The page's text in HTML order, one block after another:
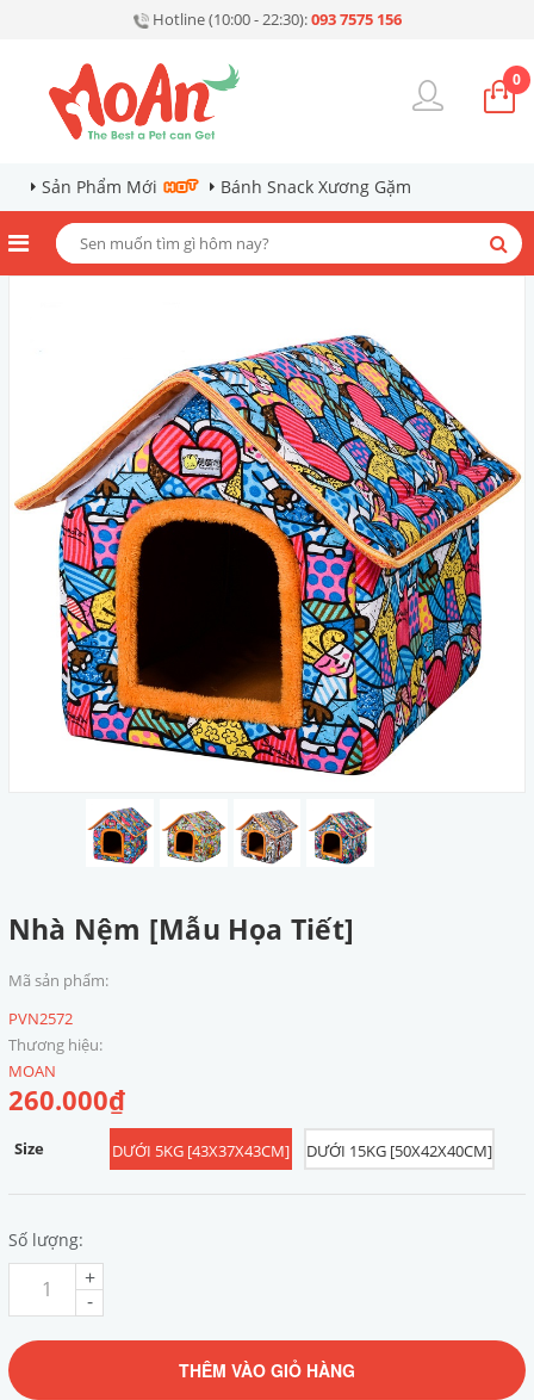
Hotline (10:00 - 22:30):093 7575 156
0
Sản Phẩm Mới Bánh Snack Xương Gặm
Nhà Nệm [Mẫu Họa Tiết]
Mã sản phẩm:
PVN2572
Thương hiệu:
MOAN
260.000₫
Size DƯỚI 5KG [43X37X43CM] DƯỚI 15KG [50X42X40CM]
Số lượng:
-
+
THÊM VÀO GIỎ HÀNG